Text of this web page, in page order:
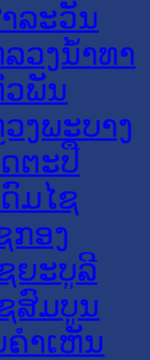
ລະວັນ
ວງນໍ້າທາ
ພັນ
ງພະບາງ
ຕະປື
ມໄຊ
ກອງ
ຍະບູລີ
ສົມບູນ
າເຫັນ